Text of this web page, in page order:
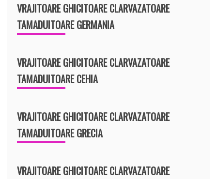
VRAJITOARE GHICITOARE CLARVAZATOARE
TAMADUITOARE GERMANIA
VRAJITOARE GHICITOARE CLARVAZATOARE
TAMADUITOARE CEHIA
VRAJITOARE GHICITOARE CLARVAZATOARE
TAMADUITOARE GRECIA
VRAJITOARE GHICITOARE CLARVAZATOARE